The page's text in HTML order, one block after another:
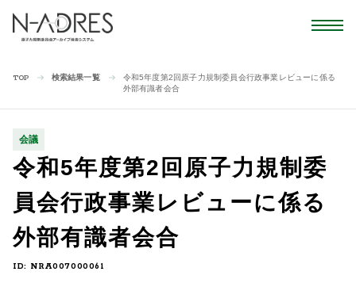
TOP 検索結果一覧
令和5年度第2回原子力規制委員会行政事業レビューに係る
外部有識者会合
会議
令和5年度第2回原子力規制委
員会行政事業レビューに係る
外部有識者会合
ID: NRA007000061